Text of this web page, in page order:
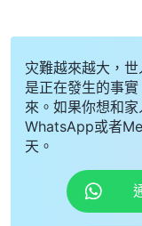
灾難越來越大，
是正在發生的事
來。如果你想和
WhatsApp或者
天。